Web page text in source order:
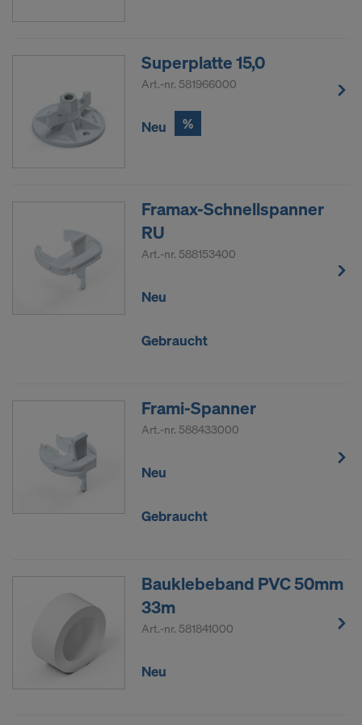
Superplatte 15,0
Art.-nr. 581966000
Neu %
Framax-Schnellspanner
RU
Art.-nr. 588153400
Neu
Gebraucht
Frami-Spanner
Art.-nr. 588433000
Neu
Gebraucht
Bauklebeband PVC 50mm
33m
Art.-nr. 581841000
Neu